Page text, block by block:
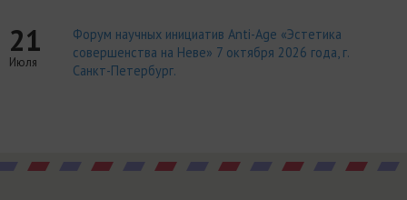
21
Июля
Форум научных инициатив Anti-Age «Эстетика
совершенства на Неве» 7 октября 2026 года, г.
Санкт-Петербург.